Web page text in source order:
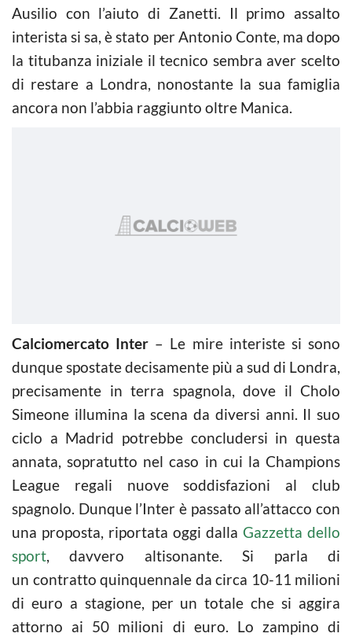
Ausilio con l’aiuto di Zanetti. Il primo assalto
interista si sa, è stato per Antonio Conte, ma dopo
la titubanza iniziale il tecnico sembra aver scelto
di restare a Londra, nonostante la sua famiglia
ancora non l’abbia raggiunto oltre Manica.
Calciomercato Inter – Le mire interiste si sono
dunque spostate decisamente più a sud di Londra,
precisamente in terra spagnola, dove il Cholo
Simeone illumina la scena da diversi anni. Il suo
ciclo a Madrid potrebbe concludersi in questa
annata, sopratutto nel caso in cui la Champions
League regali nuove soddisfazioni al club
spagnolo. Dunque l’Inter è passato all’attacco con
una proposta, riportata oggi dalla Gazzetta dello
sport, davvero altisonante. Si parla di
un contratto quinquennale da circa 10-11 milioni
di euro a stagione, per un totale che si aggira
attorno ai 50 milioni di euro. Lo zampino di